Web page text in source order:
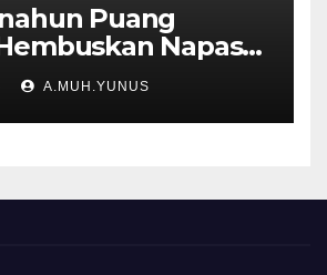
Puang
Napas
A.MUH.YUNUS